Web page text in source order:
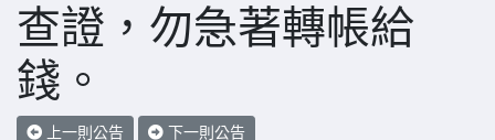
查證，勿急著轉帳給
錢。
上一則公告 下一則公告